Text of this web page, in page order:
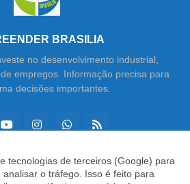
BRASILIA
no desenvolvimento industrial,
empregos. Informação precisa para
decisões importantes.
2026Empreender Brasília
tecnologias de terceiros (Google) para
o tráfego. Isso é feito para